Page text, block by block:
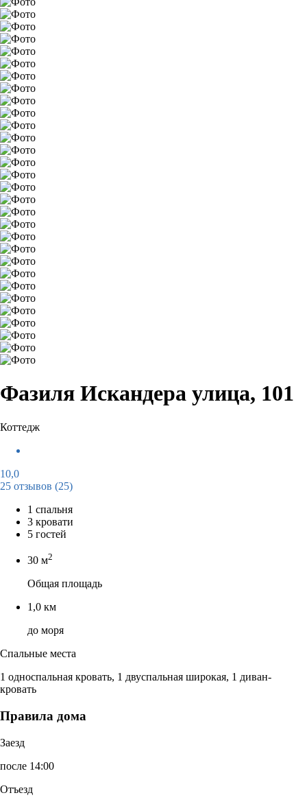
Фазиля Искандера улица, 101
Коттедж
10,0
25 отзывов (25)
1 спальня
3 кровати
5 гостей
30 м2
Общая площадь
1,0 км
до моря
Спальные места
1 односпальная кровать, 1 двуспальная широкая, 1 диван-
кровать
Правила дома
Заезд
после 14:00
Отъезд